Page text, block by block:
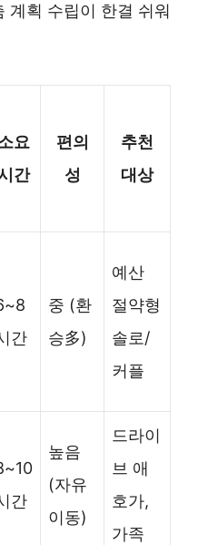
계획 수립이 한결 쉬워
요
간
편의
성
추천
대상
간
중 (환
승多)
예산
절약형
솔로/
커플
간
높음
(자유
이동)
드라이
브 애
호가,
가족